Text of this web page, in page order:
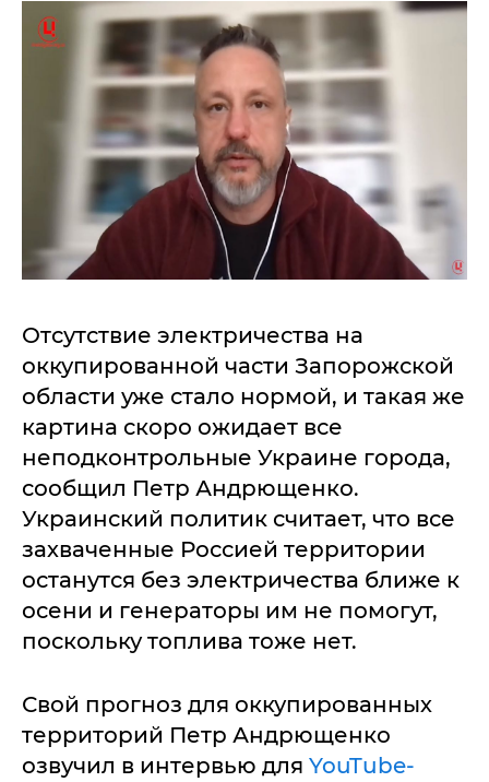
Отсутствие электричества на
оккупированной части Запорожской
области уже стало нормой, и такая же
картина скоро ожидает все
неподконтрольные Украине города,
сообщил Петр Андрющенко.
Украинский политик считает, что все
захваченные Россией территории
останутся без электричества ближе к
осени и генераторы им не помогут,
поскольку топлива тоже нет.
Свой прогноз для оккупированных
территорий Петр Андрющенко
озвучил в интервью для YouTube-